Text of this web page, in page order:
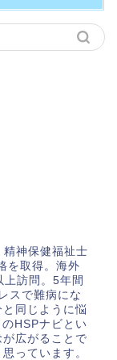
神保健福祉士
を取得。海外
訪問。5年間
スで難病にな
同じように悩
HSPナビとい
広がることで
っています。